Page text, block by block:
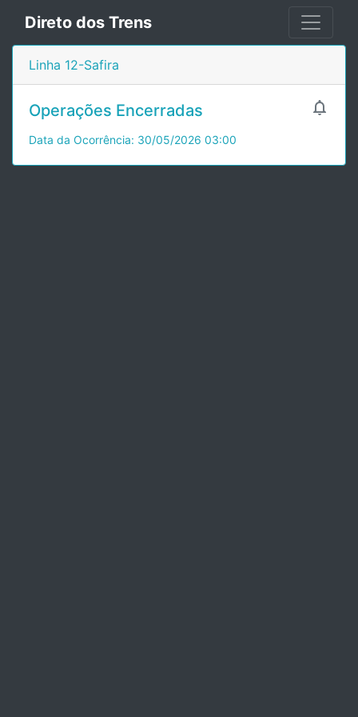
Direto dos Trens
Linha 12-Safira

Operações Encerradas
Data da Ocorrência: 30/05/2026 03:00